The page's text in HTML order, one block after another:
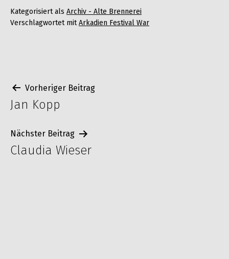
Kategorisiert als Archiv - Alte Brennerei
Verschlagwortet mitArkadien Festival War
Beitragsnavigation
Vorheriger Beitrag
Jan Kopp
Nächster Beitrag
Claudia Wieser